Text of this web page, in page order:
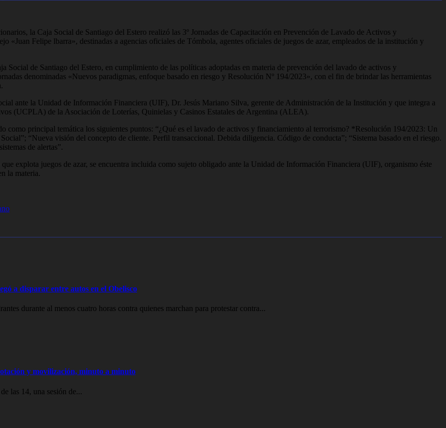
la Caja Social de Santiago del Estero realizó las 3º Jornadas de Capacitación en Prevención de Lavado de Activos y
«Juan Felipe lbarra», destinadas a agencias oficiales de Tómbola, agentes oficiales de juegos de azar, empleados de la institución y
Social de Santiago del Estero, en cumplimiento de las políticas adoptadas en materia de prevención del lavado de activos y
denominadas «Nuevos paradigmas, enfoque basado en riesgo y Resolución Nº 194/2023», con el fin de brindar las herramientas
ante la Unidad de Información Financiera (UIF), Dr. Jesús Mariano Silva, gerente de Administración de la Institución y que integra a
(UCPLA) de la Asociación de Loterías, Quinielas y Casinos Estatales de Argentina (ALEA).
como principal temática los siguientes puntos: “¿Qué es el lavado de activos y financiamiento al terrorismo? *Resolución 194/2023: Un
“Nueva visión del concepto de cliente. Perfil transaccional. Debida diligencia. Código de conducta”; “Sistema basado en el riesgo.
de alertas”.
explota juegos de azar, se encuentra incluida como sujeto obligado ante la Unidad de Información Financiera (UIF), organismo éste
la materia.
a disparar entre autos en el Obelisco
durante al menos cuatro horas contra quienes marchan para protestar contra...
y movilización, minuto a minuto
las 14, una sesión de...